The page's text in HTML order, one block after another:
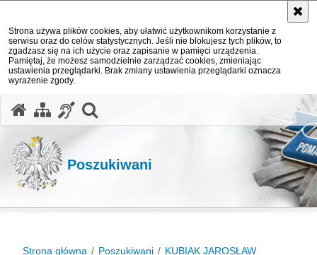
Strona używa plików cookies, aby ułatwić użytkownikom korzystanie z
serwisu oraz do celów statystycznych. Jeśli nie blokujesz tych plików, to
zgadzasz się na ich użycie oraz zapisanie w pamięci urządzenia.
Pamiętaj, że możesz samodzielnie zarządzać cookies, zmieniając
ustawienia przeglądarki. Brak zmiany ustawienia przeglądarki oznacza
wyrażenie zgody.
Poszukiwani
Strona główna Poszukiwani KUBIAK JAROSŁAW